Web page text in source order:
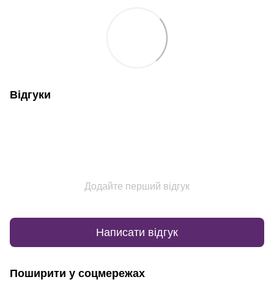
Відгуки
Додайте перший відгук
Написати відгук
Поширити у соцмережах